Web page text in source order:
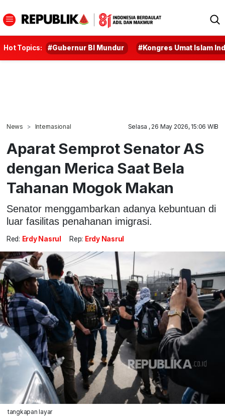
Hot Topics: #Gubernur BI Mundur #Kongres Umat Islam
News Internasional Selasa , 26 May 2026, 15:06 WIB
Aparat Semprot Senator AS
dengan Merica Saat Bela
Tahanan Mogok Makan
Senator menggambarkan adanya kebuntuan di
luar fasilitas penahanan imigrasi.
Red: Erdy Nasrul Rep: Erdy Nasrul
tangkapan layar